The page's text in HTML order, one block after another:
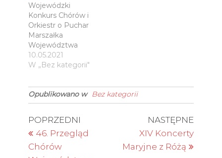
Wojewódzki
Konkurs Chórów i
Orkiestr o Puchar
Marszałka
Województwa
Kujawsko-
Pomorskiego
20.11.2021 r. w
Toruniu w: Kościele
Parafii pw. Matki
Pomocy w Toruniu,
ul. Szczecińska 38 –
konkurs
10.05.2021
W „Bez kategorii"
Opublikowano w Bez kategorii
Nawigacja
wpisu
Poprzedni
wpis
POPRZEDNI
46. Przegląd
Chórów
wpis
NASTĘPNE
XIV Koncerty
Maryjne z Różą